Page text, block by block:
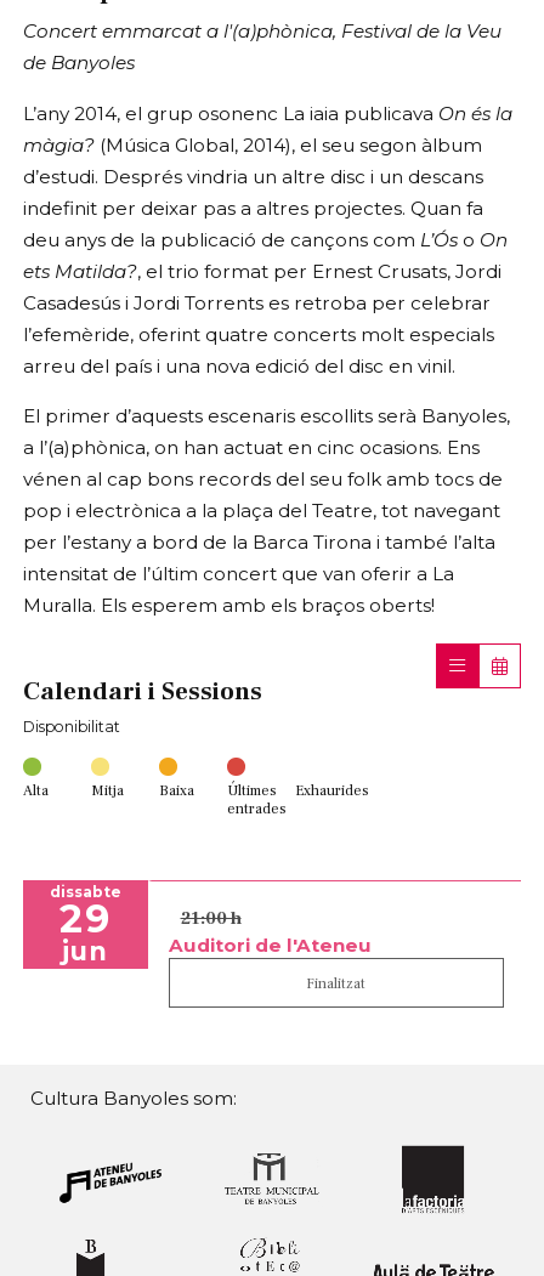
Concert emmarcat a l'(a)phònica, Festival de la Veu
de Banyoles
L’any 2014, el grup osonenc La iaia publicava On és la
màgia? (Música Global, 2014), el seu segon àlbum
d’estudi. Després vindria un altre disc i un descans
indefinit per deixar pas a altres projectes. Quan fa
deu anys de la publicació de cançons com L’Ós o On
ets Matilda?, el trio format per Ernest Crusats, Jordi
Casadesús i Jordi Torrents es retroba per celebrar
l’efemèride, oferint quatre concerts molt especials
arreu del país i una nova edició del disc en vinil.
El primer d’aquests escenaris escollits serà Banyoles,
a l’(a)phònica, on han actuat en cinc ocasions. Ens
vénen al cap bons records del seu folk amb tocs de
pop i electrònica a la plaça del Teatre, tot navegant
per l’estany a bord de la Barca Tirona i també l’alta
intensitat de l’últim concert que van oferir a La
Muralla. Els esperem amb els braços oberts!
Calendari i Sessions
Disponibilitat
Alta Mitja Baixa
Últimes
entrades
Exhaurides
dissabte
29
jun
21:00 h
Auditori de l'Ateneu
Finalitzat
Cultura Banyoles som: